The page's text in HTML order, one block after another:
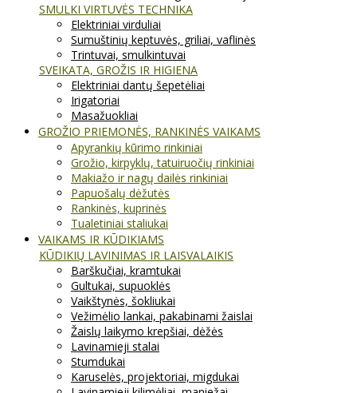
SMULKI VIRTUVĖS TECHNIKA
Elektriniai virduliai
Sumuštinių keptuvės, griliai, vaflinės
Trintuvai, smulkintuvai
SVEIKATA, GROŽIS IR HIGIENA
Elektriniai dantų šepetėliai
Irigatoriai
Masažuokliai
GROŽIO PRIEMONĖS, RANKINĖS VAIKAMS
Apyrankių kūrimo rinkiniai
Grožio, kirpyklų, tatuiruočių rinkiniai
Makiažo ir nagų dailės rinkiniai
Papuošalų dėžutės
Rankinės, kuprinės
Tualetiniai staliukai
VAIKAMS IR KŪDIKIAMS
KŪDIKIŲ LAVINIMAS IR LAISVALAIKIS
Barškučiai, kramtukai
Gultukai, supuoklės
Vaikštynės, šokliukai
Vežimėlio lankai, pakabinami žaislai
Žaislų laikymo krepšiai, dėžės
Lavinamieji stalai
Stumdukai
Karuselės, projektoriai, migdukai